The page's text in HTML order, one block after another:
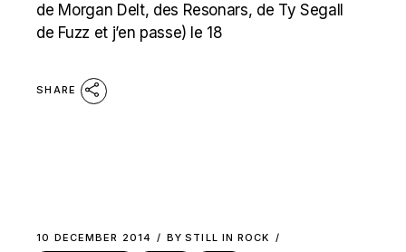
de Morgan Delt, des Resonars, de Ty Segall
de Fuzz et j’en passe) le 18
SHARE
10 DECEMBER 2014 BY STILL IN ROCK